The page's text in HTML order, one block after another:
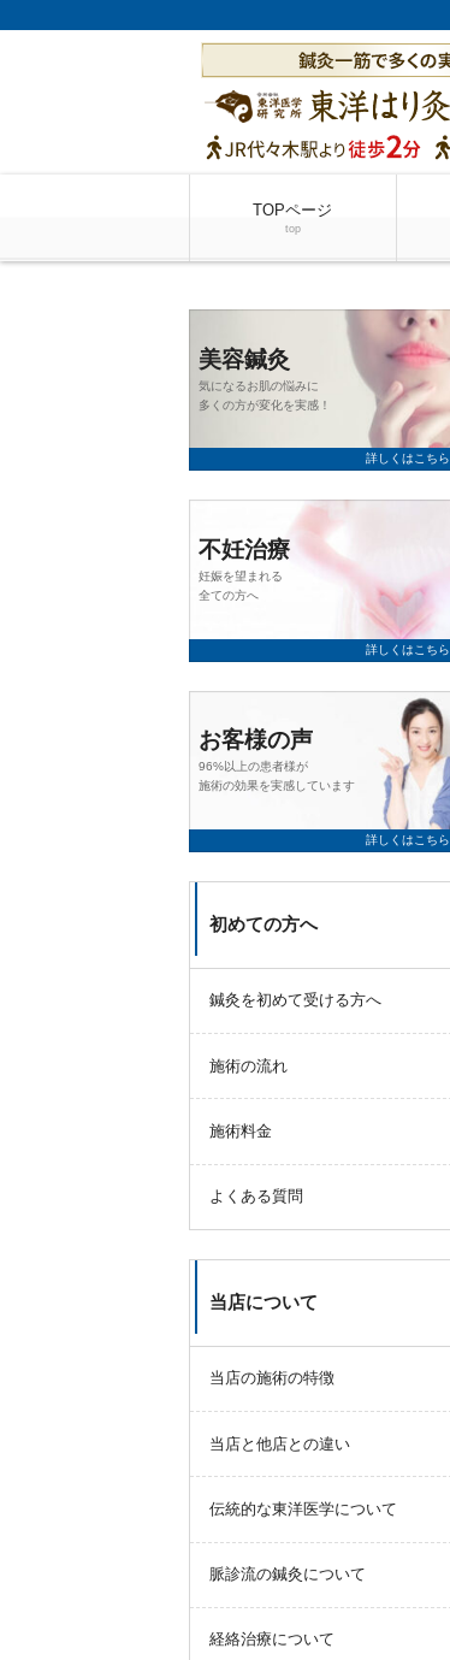
TOPページ
top
美容鍼灸
気になるお肌の悩みに
多くの方が変化を実感！
詳しくはこちら
不妊治療
妊娠を望まれる
全ての方へ
詳しくはこちら
お客様の声
96%以上の患者様が
施術の効果を実感しています
詳しくはこちら
初めての方へ
鍼灸を初めて受ける方へ
施術の流れ
施術料金
よくある質問
当店について
当店の施術の特徴
当店と他店との違い
伝統的な東洋医学について
脈診流の鍼灸について
経絡治療について